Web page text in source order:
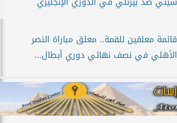
قائمة معلقين للقمة.. معلق مباراة النصر
الأهلي في نصف نهائي دوري أبطال...